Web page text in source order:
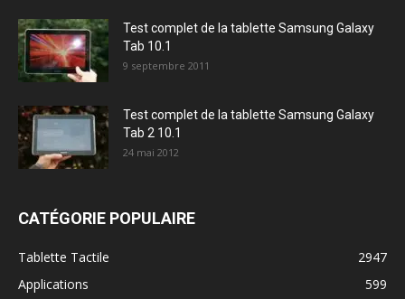
Test complet de la tablette Samsung Galaxy
Tab 10.1
9 septembre 2011
Test complet de la tablette Samsung Galaxy
Tab 2 10.1
24 mai 2012
CATÉGORIE POPULAIRE
Tablette Tactile
2947
Applications
599